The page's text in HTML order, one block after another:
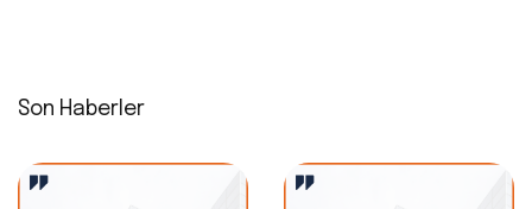
Son Haberler